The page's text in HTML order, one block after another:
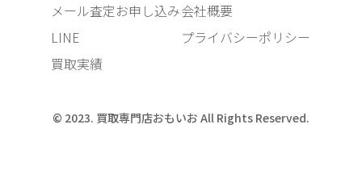
メール査定お申し込み
LINE
買取実績
会社概要
プライバシーポリシー
© 2023. 買取専門店おもいお All Rights Reserved.